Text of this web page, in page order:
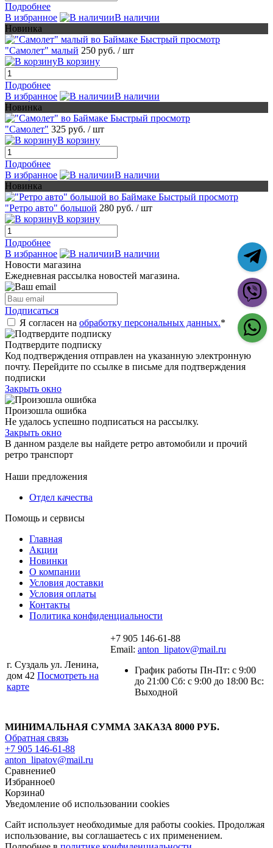
Подробнее
В избранное
В наличии
Новинка
Быстрый просмотр
"Самолет" малый 250 руб. / шт
В корзину
Подробнее
В избранное
В наличии
Новинка
Быстрый просмотр
"Самолет" 325 руб. / шт
В корзину
Подробнее
В избранное
В наличии
Новинка
Быстрый просмотр
"Ретро авто" большой 280 руб. / шт
В корзину
Подробнее
В избранное
В наличии
Новости магазина
Ежедневная рассылка новостей магазина.
Подписаться
Я согласен на обработку персональных данных.*
Подтвердите подписку
Код подтверждения отправлен на указанную электронную
почту. Перейдите по ссылке в письме для подтверждения
подписки
Закрыть окно
Произошла ошибка
Не удалось успешно подписаться на рассылку.
Закрыть окно
В данном разделе вы найдете ретро автомобили и прочий
ретро транспорт
Наши предложения
Отдел качества
Помощь и сервисы
Главная
Акции
Новинки
О компании
Условия доставки
Условия оплаты
Контакты
Политика конфиденциальности
г. Суздаль ул. Ленина,
дом 42 Посмотреть на
карте
+7 905 146-61-88
Email: anton_lipatov@mail.ru
График работы Пн-Пт: с 9:00
до 21:00 Сб: с 9:00 до 18:00 Вс:
Выходной
МИНИМАЛЬНАЯ СУММА ЗАКАЗА 8000 РУБ.
Обратная связь
+7 905 146-61-88
anton_lipatov@mail.ru
Сравнение0
Избранное0
Корзина0
Уведомление об использовании cookies
Сайт использует необходимые для работы cookies. Продолжая
использование, вы соглашаетесь с их применением.